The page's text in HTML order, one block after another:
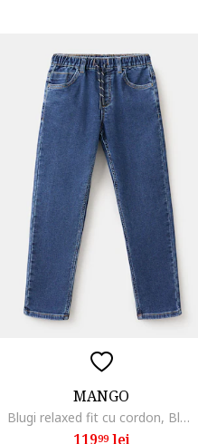
MANGO
Blugi relaxed fit cu cordon, Bleumarin
11999lei